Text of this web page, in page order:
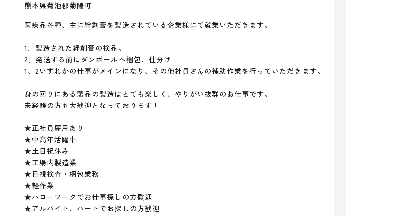
熊本県菊池郡菊陽町
医療品各種、主に絆創膏を製造されている企業様にて就業いただきます。
1．製造された絆創膏の検品。
2．発送する前にダンボールへ梱包、仕分け
1、2いずれかの仕事がメインになり、その他社員さんの補助作業を行っていただきます。
身の回りにある製品の製造はとても楽しく、やりがい抜群のお仕事です。
未経験の方も大歓迎となっております！
★正社員雇用あり
★中高年活躍中
★土日祝休み
★工場内製造業
★目視検査・梱包業務
★軽作業
★ハローワークでお仕事探しの方歓迎
★アルバイト、パートでお探しの方歓迎